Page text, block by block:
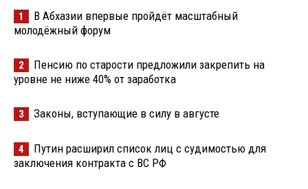
1
В Абхазии впервые пройдёт масштабный
молодёжный форум
2
Пенсию по старости предложили закрепить на
уровне не ниже 40% от заработка
3 Законы, вступающие в силу в августе
4
Путин расширил список лиц с судимостью для
заключения контракта с ВС РФ